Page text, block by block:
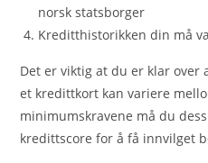
norsk statsborger
Kreditthistorikken din må
Det er viktig at du er klar
et kredittkort kan variere
minimumskravene må du
kredittscore for å få innvilget